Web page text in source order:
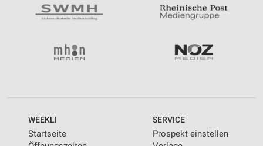
WEEKLI
Startseite
SERVICE
Prospekt einstellen